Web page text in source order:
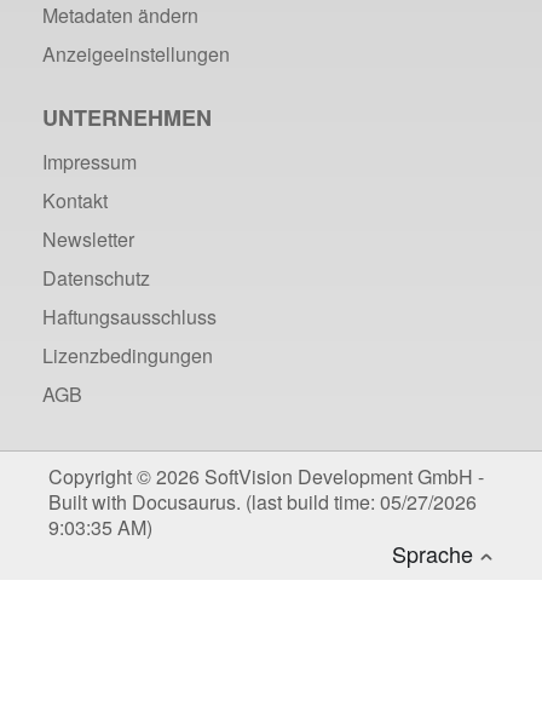
Metadaten ändern
Anzeigeeinstellungen
UNTERNEHMEN
Impressum
Kontakt
Newsletter
Datenschutz
Haftungsausschluss
Lizenzbedingungen
AGB
Copyright © 2026 SoftVision Development GmbH -
Built with Docusaurus. (last build time: 05/27/2026
9:03:35 AM)
Deutsch
Sprache